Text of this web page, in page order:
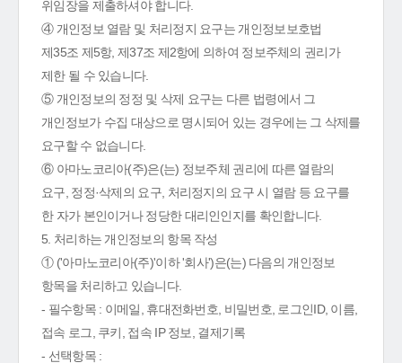
위임장을 제출하셔야 합니다.
④ 개인정보 열람 및 처리정지 요구는 개인정보보호법
제35조 제5항, 제37조 제2항에 의하여 정보주체의 권리가
제한 될 수 있습니다.
⑤ 개인정보의 정정 및 삭제 요구는 다른 법령에서 그
개인정보가 수집 대상으로 명시되어 있는 경우에는 그 삭제를
요구할 수 없습니다.
⑥ 아마노코리아(주)은(는) 정보주체 권리에 따른 열람의
요구, 정정·삭제의 요구, 처리정지의 요구 시 열람 등 요구를
한 자가 본인이거나 정당한 대리인인지를 확인합니다.
5. 처리하는 개인정보의 항목 작성
① ('아마노코리아(주)'이하 '회사')은(는) 다음의 개인정보
항목을 처리하고 있습니다.
- 필수항목 : 이메일, 휴대전화번호, 비밀번호, 로그인ID, 이름,
접속 로그, 쿠키, 접속 IP 정보, 결제기록
- 선택항목 :